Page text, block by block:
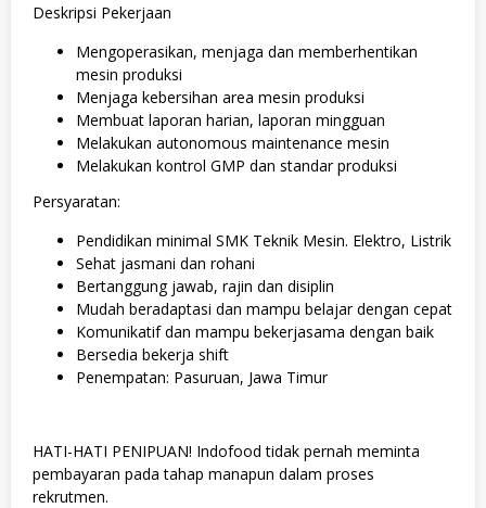
Deskripsi Pekerjaan
Mengoperasikan, menjaga dan memberhentikan
mesin produksi
Menjaga kebersihan area mesin produksi
Membuat laporan harian, laporan mingguan
Melakukan autonomous maintenance mesin
Melakukan kontrol GMP dan standar produksi
Persyaratan:
Pendidikan minimal SMK Teknik Mesin. Elektro, Listrik
Sehat jasmani dan rohani
Bertanggung jawab, rajin dan disiplin
Mudah beradaptasi dan mampu belajar dengan cepat
Komunikatif dan mampu bekerjasama dengan baik
Bersedia bekerja shift
Penempatan: Pasuruan, Jawa Timur
HATI-HATI PENIPUAN! Indofood tidak pernah meminta
pembayaran pada tahap manapun dalam proses
rekrutmen.